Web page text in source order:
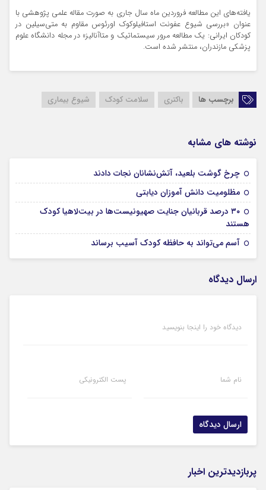
یافته‌های این مطالعه فروردین ماه سال جاری به صورت مقاله علمی پژوهشی با
عنوان «بررسی شیوع عفونت استافیلوکوک اورئوس مقاوم به متی‌سیلین در
کودکان ایرانی: یک مطالعه مرور سیستماتیک و متاآنالیز» در مجله دانشگاه علوم
پزشکی مازندران، منتشر شده است.
برچسب ها باکتری سلامت کودک شیوع بیماری
نوشته های مشابه
چرخ گوشت بلعید، آتش‌نشانان نجات دادند
مظلومیت دانش آموزان دیابتی
۳۰ درصد قربانیان جنایت صهیونیست‌ها در بیت‌لاهیا کودک
هستند
آسم می‌تواند به حافظه کودک آسیب برساند
ارسال دیدگاه
دیدگاه خود را اینجا بنویسید
نام شما پست الکترونیکی
پربازدیدترین اخبار